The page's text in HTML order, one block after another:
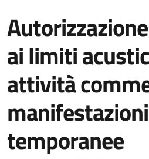
ai limiti
attività
manifestazioni
temporanee